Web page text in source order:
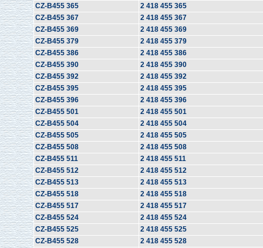
CZ-B455 365
2 418 455 365
CZ-B455 367
2 418 455 367
CZ-B455 369
2 418 455 369
CZ-B455 379
2 418 455 379
CZ-B455 386
2 418 455 386
CZ-B455 390
2 418 455 390
CZ-B455 392
2 418 455 392
CZ-B455 395
2 418 455 395
CZ-B455 396
2 418 455 396
CZ-B455 501
2 418 455 501
CZ-B455 504
2 418 455 504
CZ-B455 505
2 418 455 505
CZ-B455 508
2 418 455 508
CZ-B455 511
2 418 455 511
CZ-B455 512
2 418 455 512
CZ-B455 513
2 418 455 513
CZ-B455 518
2 418 455 518
CZ-B455 517
2 418 455 517
CZ-B455 524
2 418 455 524
CZ-B455 525
2 418 455 525
CZ-B455 528
2 418 455 528